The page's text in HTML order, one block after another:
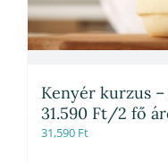
Kenyér kurzus
31.590 Ft/2 fő
31,590 Ft